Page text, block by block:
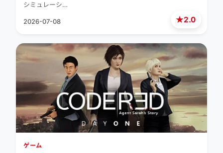
★2.0
シミュレーシ…
2026-07-08
ゲーム